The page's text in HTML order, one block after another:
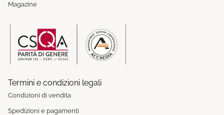
Magazine
Termini e condizioni legali
Condizioni di vendita
Spedizioni e pagamenti